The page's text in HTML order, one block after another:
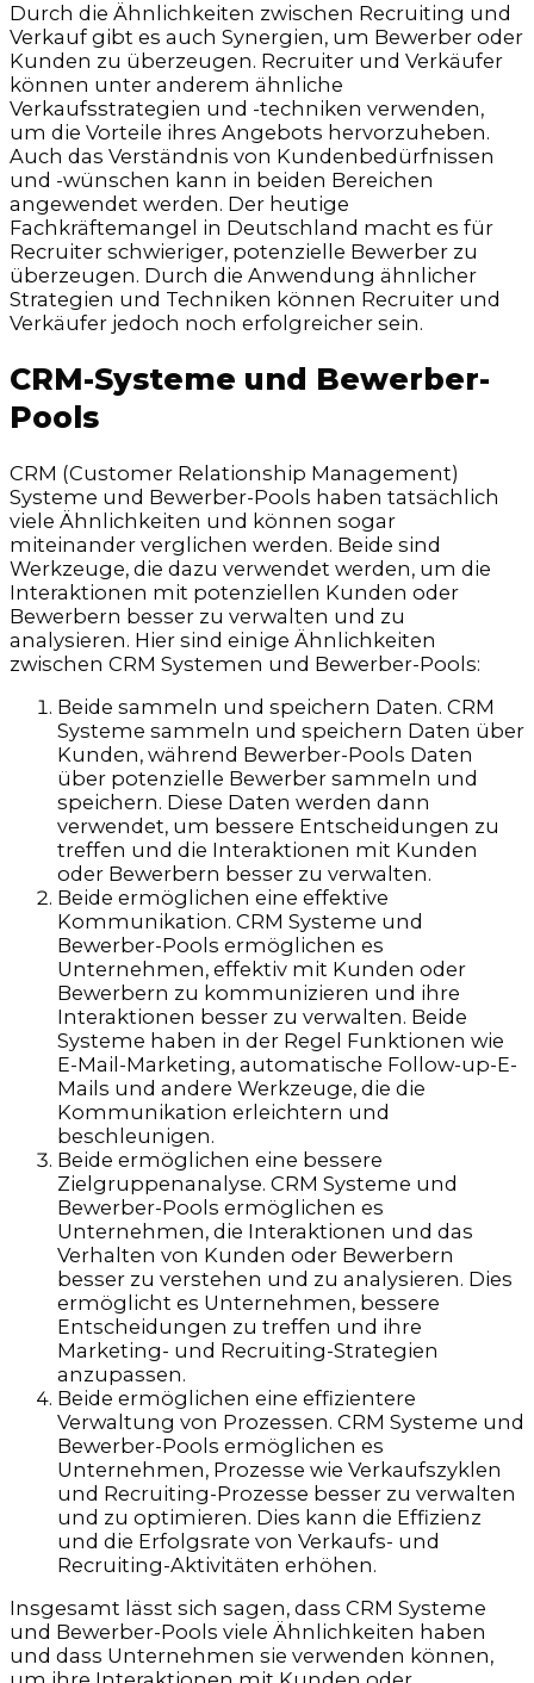
Durch die Ähnlichkeiten zwischen Recruiting und
Verkauf gibt es auch Synergien, um Bewerber oder
Kunden zu überzeugen. Recruiter und Verkäufer
können unter anderem ähnliche
Verkaufsstrategien und -techniken verwenden,
um die Vorteile ihres Angebots hervorzuheben.
Auch das Verständnis von Kundenbedürfnissen
und -wünschen kann in beiden Bereichen
angewendet werden. Der heutige
Fachkräftemangel in Deutschland macht es für
Recruiter schwieriger, potenzielle Bewerber zu
überzeugen. Durch die Anwendung ähnlicher
Strategien und Techniken können Recruiter und
Verkäufer jedoch noch erfolgreicher sein.
CRM-Systeme und Bewerber-
Pools
CRM (Customer Relationship Management)
Systeme und Bewerber-Pools haben tatsächlich
viele Ähnlichkeiten und können sogar
miteinander verglichen werden. Beide sind
Werkzeuge, die dazu verwendet werden, um die
Interaktionen mit potenziellen Kunden oder
Bewerbern besser zu verwalten und zu
analysieren. Hier sind einige Ähnlichkeiten
zwischen CRM Systemen und Bewerber-Pools:
Beide sammeln und speichern Daten. CRM
Systeme sammeln und speichern Daten über
Kunden, während Bewerber-Pools Daten
über potenzielle Bewerber sammeln und
speichern. Diese Daten werden dann
verwendet, um bessere Entscheidungen zu
treffen und die Interaktionen mit Kunden
oder Bewerbern besser zu verwalten.
Beide ermöglichen eine effektive
Kommunikation. CRM Systeme und
Bewerber-Pools ermöglichen es
Unternehmen, effektiv mit Kunden oder
Bewerbern zu kommunizieren und ihre
Interaktionen besser zu verwalten. Beide
Systeme haben in der Regel Funktionen wie
E-Mail-Marketing, automatische Follow-up-E-
Mails und andere Werkzeuge, die die
Kommunikation erleichtern und
beschleunigen.
Beide ermöglichen eine bessere
Zielgruppenanalyse. CRM Systeme und
Bewerber-Pools ermöglichen es
Unternehmen, die Interaktionen und das
Verhalten von Kunden oder Bewerbern
besser zu verstehen und zu analysieren. Dies
ermöglicht es Unternehmen, bessere
Entscheidungen zu treffen und ihre
Marketing- und Recruiting-Strategien
anzupassen.
Beide ermöglichen eine effizientere
Verwaltung von Prozessen. CRM Systeme und
Bewerber-Pools ermöglichen es
Unternehmen, Prozesse wie Verkaufszyklen
und Recruiting-Prozesse besser zu verwalten
und zu optimieren. Dies kann die Effizienz
und die Erfolgsrate von Verkaufs- und
Recruiting-Aktivitäten erhöhen.
Insgesamt lässt sich sagen, dass CRM Systeme
und Bewerber-Pools viele Ähnlichkeiten haben
und dass Unternehmen sie verwenden können,